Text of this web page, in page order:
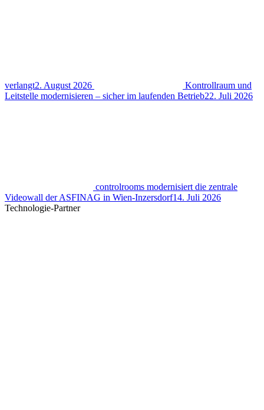
verlangt2. August 2026
Kontrollraum und
Leitstelle modernisieren – sicher im laufenden Betrieb22. Juli 2026
controlrooms modernisiert die zentrale
Videowall der ASFINAG in Wien-Inzersdorf14. Juli 2026
Technologie-Partner